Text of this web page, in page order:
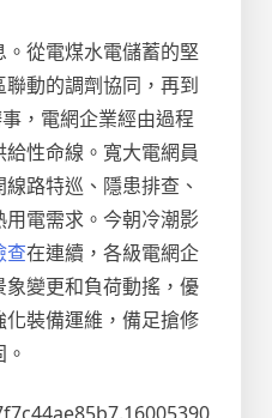
從電煤水電儲蓄的堅
動的調劑協同，再到
，電網企業經由過程
性命線。寬大電網員
路特巡、隱患排查、
電需求。今朝冷潮影
查在連續，各級電網企
象變更和負荷動搖，優
化裝備運維，備足搶修